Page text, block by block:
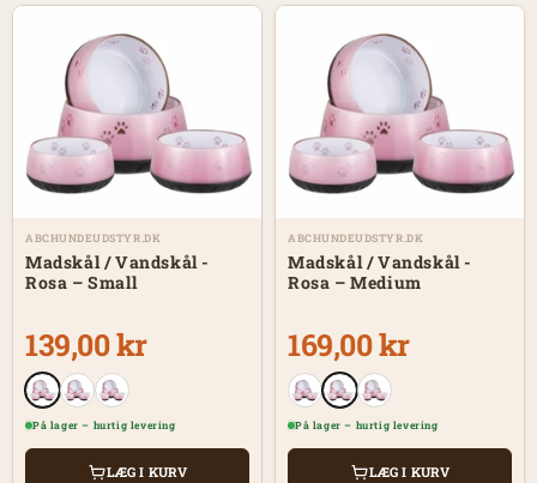
ABCHUNDEUDSTYR.DK
Madskål / Vandskål -
Rosa – Small
139,00 kr
På lager – hurtig levering
LÆG I KURV
ABCHUNDEUDSTYR.DK
Madskål / Vandskål -
Rosa – Medium
169,00 kr
På lager – hurtig levering
LÆG I KURV